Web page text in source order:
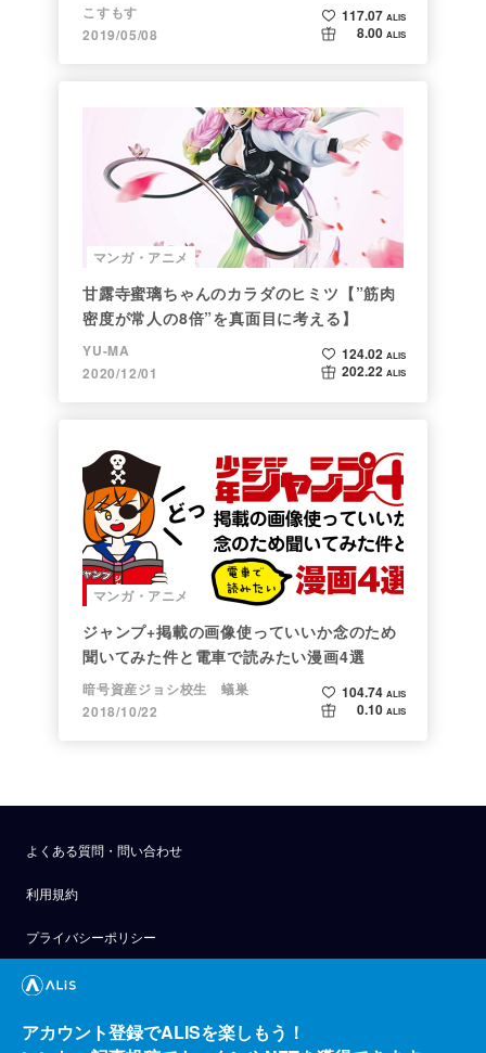
こすもす
2019/05/08
117.07 ALIS
8.00 ALIS
マンガ・アニメ
甘露寺蜜璃ちゃんのカラダのヒミツ【”筋肉
密度が常人の8倍”を真面目に考える】
YU-MA
2020/12/01
124.02 ALIS
202.22 ALIS
マンガ・アニメ
ジャンプ+掲載の画像使っていいか念のため
聞いてみた件と電車で読みたい漫画4選
暗号資産ジョシ校生 蟻巣
2018/10/22
104.74 ALIS
0.10 ALIS
よくある質問・問い合わせ
利用規約
プライバシーポリシー
公式アナウンス
技術ブログ
アカウント登録でALISを楽しもう！